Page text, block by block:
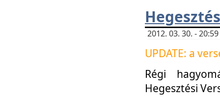
2012. 03. 30. -
UPDATE: a
Régi
Hegesztési